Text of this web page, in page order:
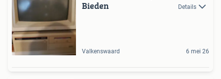
Bieden Details
Valkenswaard 6 mei 26